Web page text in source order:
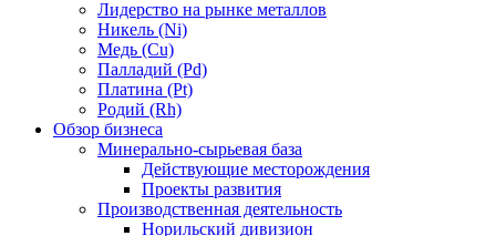
Лидерство на рынке металлов
Никель (Ni)
Медь (Cu)
Палладий (Pd)
Платина (Pt)
Родий (Rh)
Обзор бизнеса
Минерально-сырьевая база
Действующие месторождения
Проекты развития
Производственная деятельность
Норильский дивизион